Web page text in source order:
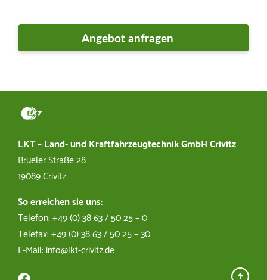
Dirk Egger
technikmarkt@lkt-crivitz.de
Kfz Werkstatt
LKT – Land- und Kraftfahrzeugtechnik GmbH Crivitz
Brüeler Straße 28
19089 Crivitz
So erreichen sie uns:
Telefon: +49 (0) 38 63 / 50 25 – 0
Telefax: +49 (0) 38 63 / 50 25 – 30
E-Mail: info@lkt-crivitz.de